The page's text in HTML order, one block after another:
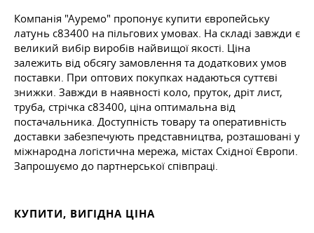
Компанія "Ауремо" пропонує купити європейську
латунь c83400 на пільгових умовах. На складі завжди є
великий вибір виробів найвищої якості. Ціна
залежить від обсягу замовлення та додаткових умов
поставки. При оптових покупках надаються суттєві
знижки. Завжди в наявності коло, пруток, дріт лист,
труба, стрічка c83400, ціна оптимальна від
постачальника. Доступність товару та оперативність
доставки забезпечують представництва, розташовані у
міжнародна логістична мережа, містах Східної Європи.
Запрошуємо до партнерської співпраці.
КУПИТИ, ВИГІДНА ЦІНА